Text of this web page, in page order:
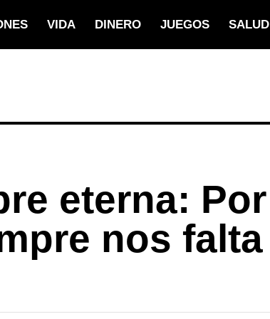
VIDA DINERO JUEGOS SALUD
eterna: Por
nos falta